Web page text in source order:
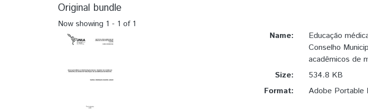
Original bundle
Now showing 1 - 1 of 1
Name:
Educação
Conselho
acadêmicos de
Size:
534.8 KB
Format:
Adobe Portable